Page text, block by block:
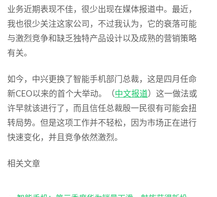
业务近期表现不佳，很少出现在媒体报道中。最近，
我也很少关注这家公司，不过我认为，它的衰落可能
与激烈竞争和缺乏独特产品设计以及成熟的营销策略
有关。
如今，中兴更换了智能手机部门总裁，这是四月任命
新CEO以来的首个大举动。（中文报道）这一做法或
许早就该进行了，而且信任总裁殷一民很有可能会扭
转局势。但是这项工作并不轻松，因为市场正在进行
快速变化，并且竞争依然激烈。
相关文章